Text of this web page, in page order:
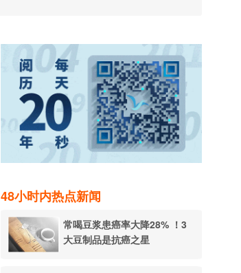
48小时内热点新闻
常喝豆浆患癌率大降28% ！3
大豆制品是抗癌之星